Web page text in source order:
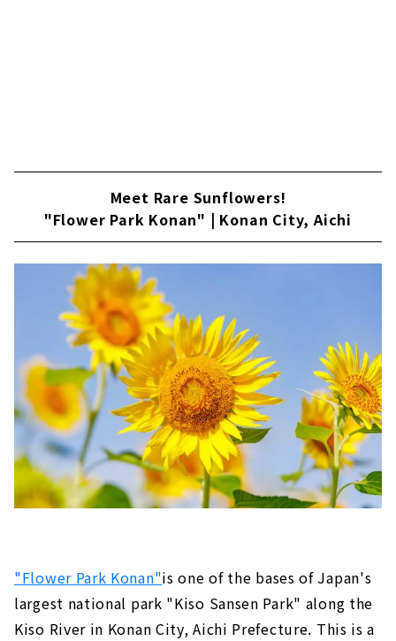
Meet Rare Sunflowers!
"Flower Park Konan" | Konan City, Aichi
"Flower Park Konan"is one of the bases of Japan's
largest national park "Kiso Sansen Park" along the
Kiso River in Konan City, Aichi Prefecture. This is a